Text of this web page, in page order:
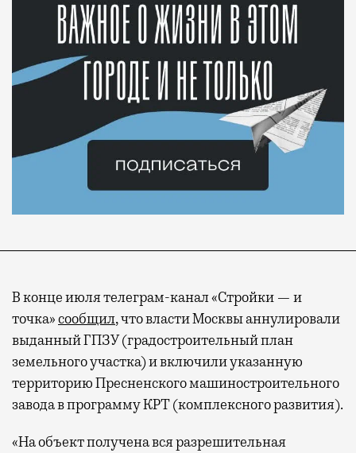
В конце июля телеграм-канал «Стройки — и
точка»сообщил, что власти Москвы аннулировали
выданный ГПЗУ (градостроительный план
земельного участка) и включили указанную
территорию Пресненского машиностроительного
завода в программу КРТ (комплексного развития).
«На объект получена вся разрешительная